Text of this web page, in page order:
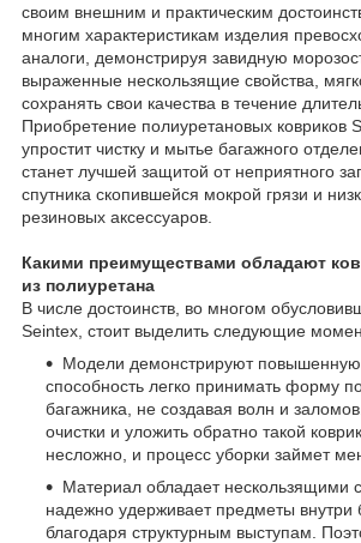
своим внешним и практическим
многим характеристикам изделия
аналоги, демонстрируя завидную
выраженные нескользящие свойства,
сохранять свои качества в течение
Приобретение полиуретановых ковриков
упростит чистку и мытье багажного
станет лучшей защитой от неприятного
спутника скопившейся мокрой грязи и
резиновых аксессуаров.
Какими преимуществами обладают
из полиуретана
В числе достоинств, во многом
Seintex, стоит выделить следующие
Модели демонстрируют повышенную
способность легко принимать форму
багажника, не создавая волн и
очистки и уложить обратно такой
несложно, и процесс уборки займет
Материал обладает нескользящими
надежно удерживает предметы внутри
благодаря структурным выступам.